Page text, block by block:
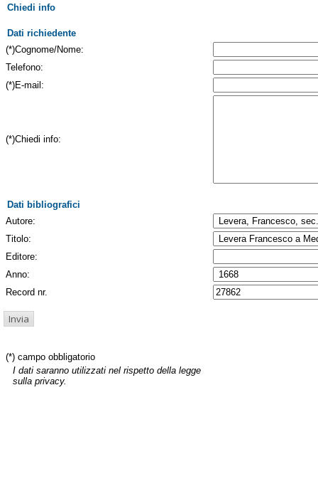
Chiedi info
Dati richiedente
(*)Cognome/Nome:
Telefono:
(*)E-mail:
(*)Chiedi info:
Dati bibliografici
Autore:
Titolo:
Editore:
Anno:
Record nr.
(*) campo obbligatorio
I dati saranno utilizzati nel rispetto della legge
sulla privacy.